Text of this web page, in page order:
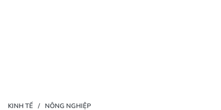
KINH TẾ NÔNG NGHIỆP